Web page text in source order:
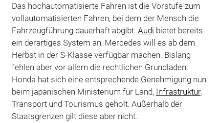
Das hochautomatisierte Fahren ist die Vorstufe zum
vollautomatisierten Fahren, bei dem der Mensch die
Fahrzeugführung dauerhaft abgibt. Audi bietet bereits
ein derartiges System an, Mercedes will es ab dem
Herbst in der S-Klasse verfügbar machen. Bislang
fehlen aber vor allem die rechtlichen Grundladen.
Honda hat sich eine entsprechende Genehmigung nun
beim japanischen Ministerium für Land, Infrastruktur,
Transport und Tourismus geholt. Außerhalb der
Staatsgrenzen gilt diese aber nicht.